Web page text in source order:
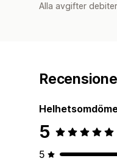
Alla avgifter
5
5